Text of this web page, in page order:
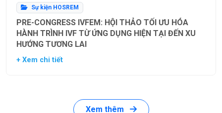
Sự kiện HOSREM
PRE-CONGRESS IVFEM: HỘI THẢO TỐI ƯU HÓA
HÀNH TRÌNH IVF TỪ ỨNG DỤNG HIỆN TẠI ĐẾN XU
HƯỚNG TƯƠNG LAI
+ Xem chi tiết
Xem thêm